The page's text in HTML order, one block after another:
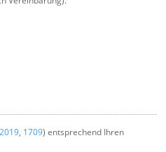
2019, 1709) entsprechend Ihren